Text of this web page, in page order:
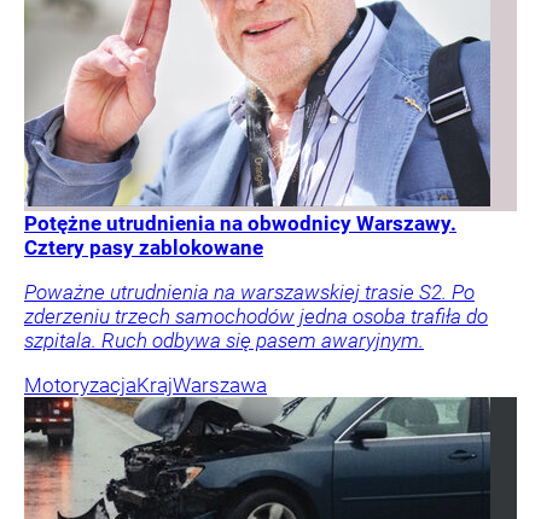
Potężne utrudnienia na obwodnicy Warszawy.
Cztery pasy zablokowane
Poważne utrudnienia na warszawskiej trasie S2. Po
zderzeniu trzech samochodów jedna osoba trafiła do
szpitala. Ruch odbywa się pasem awaryjnym.
MotoryzacjaKrajWarszawa